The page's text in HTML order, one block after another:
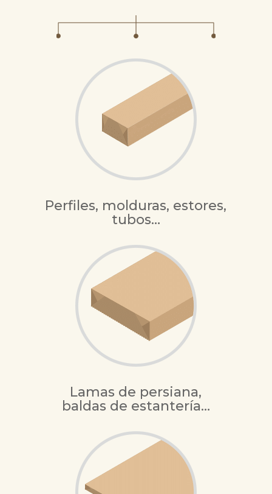
Perfiles, molduras, estores,
tubos…
Lamas de persiana,
baldas de estantería…